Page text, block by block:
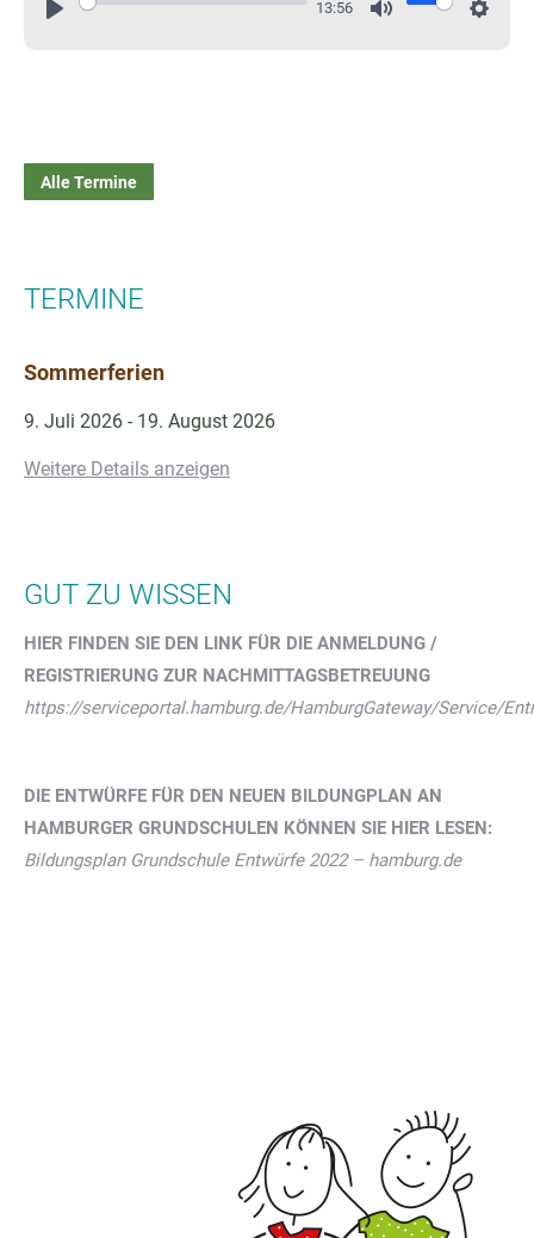
13:56
Alle Termine
TERMINE
Sommerferien
9. Juli 2026 - 19. August 2026
Weitere Details anzeigen
GUT ZU WISSEN
HIER FINDEN SIE DEN LINK FÜR DIE ANMELDUNG /
REGISTRIERUNG ZUR NACHMITTAGSBETREUUNG
https://serviceportal.hamburg.de/HamburgGateway/Service/
DIE ENTWÜRFE FÜR DEN NEUEN BILDUNGPLAN AN
HAMBURGER GRUNDSCHULEN KÖNNEN SIE HIER LESEN:
Bildungsplan Grundschule Entwürfe 2022 – hamburg.de